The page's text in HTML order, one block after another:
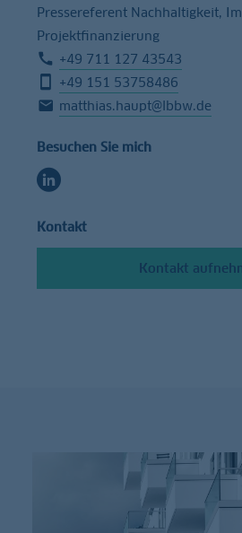
Pressereferent Nachhaltigkeit,
Projektfinanzierung
+49 711 127 43543
+49 151 53758486
matthias.haupt@lbbw.de
Besuchen Sie mich
Kontakt
Kontakt